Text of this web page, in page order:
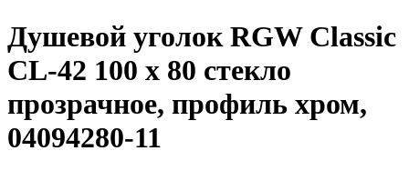
Душевой уголок RGW Classic
CL-42 100 х 80 стекло
прозрачное, профиль хром,
04094280-11